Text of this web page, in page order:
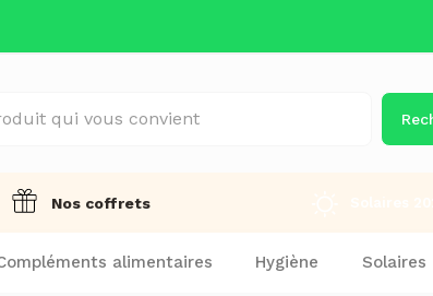
Nos coffrets
alimentaires Hygiène Solaires